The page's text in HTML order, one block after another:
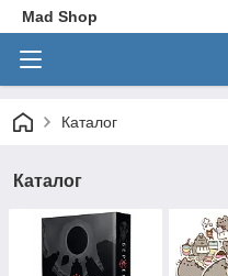
Mad Shop
Каталог
Каталог